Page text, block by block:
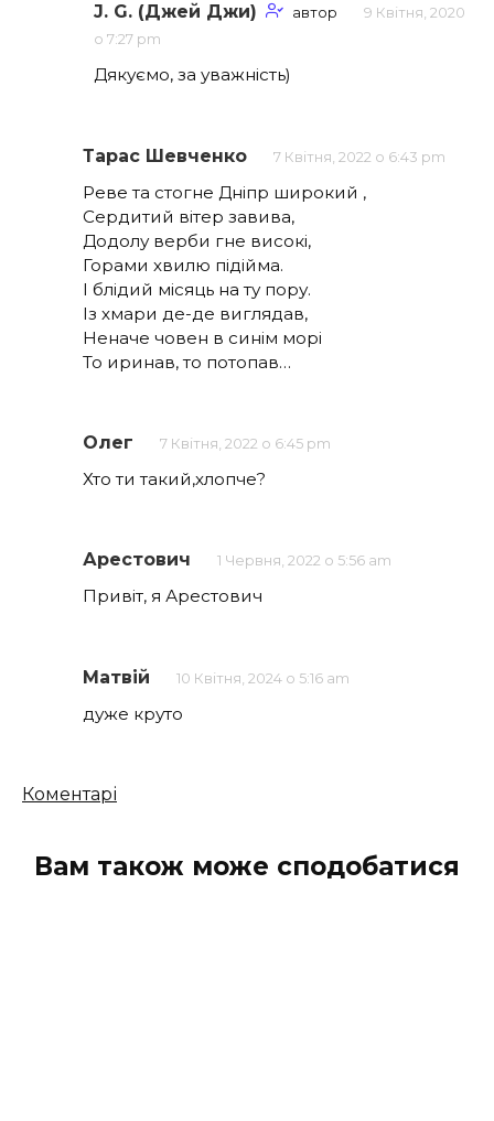
J. G. (Джей Джи) автор
9 Квітня, 2020
о 7:27 pm
Дякуємо, за уважність)
Тарас Шевченко 7 Квітня, 2022 о 6:43 pm
Реве та стогне Дніпр широкий ,
Сердитий вітер завива,
Додолу верби гне високі,
Горами хвилю підійма.
І блідий місяць на ту пору.
Із хмари де-де виглядав,
Неначе човен в синім морі
То иринав, то потопав…
Олег 7 Квітня, 2022 о 6:45 pm
Хто ти такий,хлопче?
Арестович 1 Червня, 2022 о 5:56 am
Привіт, я Арестович
Матвій 10 Квітня, 2024 о 5:16 am
дуже круто
Кількість
Коментарі
Вам також може сподобатися